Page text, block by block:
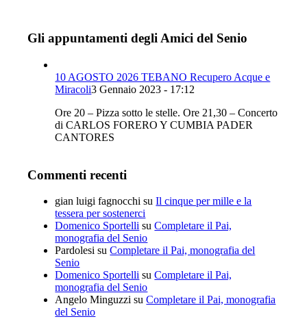
Gli appuntamenti degli Amici del Senio
10 AGOSTO 2026 TEBANO Recupero Acque e
Miracoli3 Gennaio 2023 - 17:12
Ore 20 – Pizza sotto le stelle. Ore 21,30 – Concerto
di CARLOS FORERO Y CUMBIA PADER
CANTORES
Commenti recenti
gian luigi fagnocchi suIl cinque per mille e la
tessera per sostenerci
Domenico Sportelli suCompletare il Pai,
monografia del Senio
Pardolesi suCompletare il Pai, monografia del
Senio
Domenico Sportelli suCompletare il Pai,
monografia del Senio
Angelo Minguzzi suCompletare il Pai, monografia
del Senio